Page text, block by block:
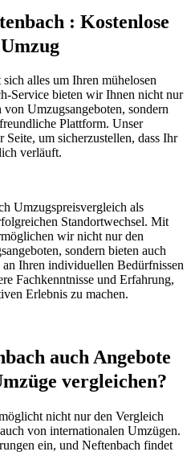
: Kostenlose
alles um Ihren mühelosen
Service bieten wir Ihnen nicht nur
Umzugsangeboten, sondern
Plattform. Unser
Seite, um sicherzustellen, dass Ihr
verläuft.
Umzugspreisvergleich als
Standortwechsel. Mit
wir nicht nur den
sondern bieten auch
Ihren individuellen Bedürfnissen
Fachkenntnisse und Erfahrung,
Erlebnis zu machen.
auch Angebote
vergleichen?
nicht nur den Vergleich
von internationalen Umzügen.
ein, und Neftenbach findet